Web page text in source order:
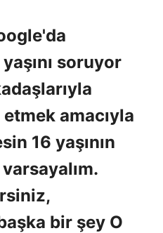
soruyor
amacıyla
16 yaşının
bir şey O